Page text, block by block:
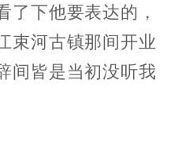
了下他要表达的，
束河古镇那间开业
间皆是当初没听我